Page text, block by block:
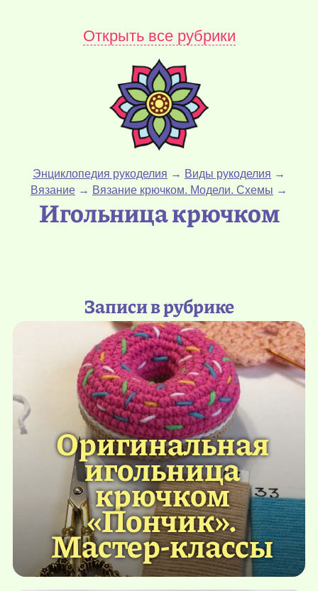
Открыть все рубрики
Энциклопедия рукоделия → Виды рукоделия →
Вязание → Вязание крючком. Модели. Схемы →
Игольница крючком
Записи в рубрике
Оригинальная
игольница
крючком
«Пончик».
Мастер-классы